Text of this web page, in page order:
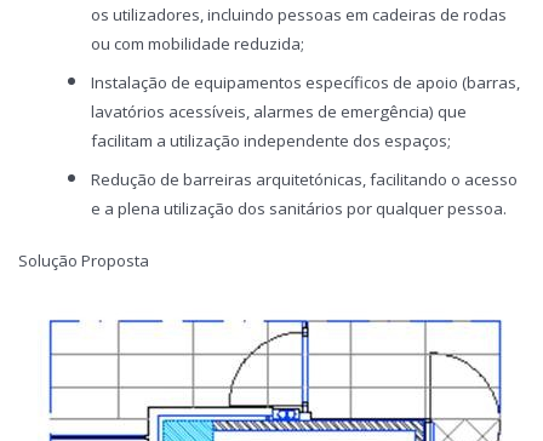
os utilizadores, incluindo pessoas em cadeiras de rodas
ou com mobilidade reduzida;
Instalação de equipamentos específicos de apoio (barras,
lavatórios acessíveis, alarmes de emergência) que
facilitam a utilização independente dos espaços;
Redução de barreiras arquitetónicas, facilitando o acesso
e a plena utilização dos sanitários por qualquer pessoa.
Solução Proposta